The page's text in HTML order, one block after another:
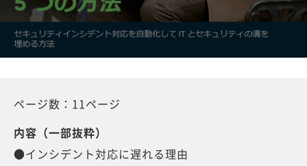
ページ数：11ページ
内容（一部抜粋）
●インシデント対応に遅れる理由